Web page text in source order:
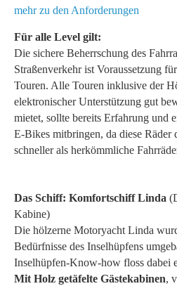
mehr zu den Anforderungen
Für alle Level gilt:
Die sichere Beherrschung des
Straßenverkehr ist Voraussetzung
Touren. Alle Touren inklusive der
elektronischer Unterstützung gut
mietet, sollte bereits Erfahrung und
E-Bikes mitbringen, da diese Räder
schneller als herkömmliche
Das Schiff: Komfortschiff Linda
Kabine)
Die hölzerne Motoryacht Linda
Bedürfnisse des Inselhüpfens
Inselhüpfen-Know-how floss dabei
Mit Holz getäfelte Gästekabinen,